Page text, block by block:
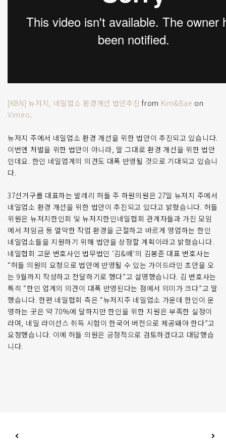
[KBN] 뉴저지, 네일업소 환경개선 법안추진 from Kim&Bae on
Vimeo.
뉴저지 주에서 네일업소 환경 개선을 위한 법안이 추진되고 있습니다.
이번엔 처벌을 위한 법안이 아니라, 말 그대로 환경 개선을 위한 법안
인데요. 한인 네일업계의 의견도 대폭 반영될 것으로 기대되고 있습니
다.
37선거구를 대표하는 발레리 허들 주 하원의원은 27일 뉴저지 주에서
네일업소 환경 개선을 위한 법안이 추진되고 있다고 밝혔습니다. 허들
위원은 뉴저지한인회 및 뉴저지한인네일협회 관계자들과 가진 모임
에서 저임금 등 열악한 작업 환경을 근절하고 바르게 영업하는 한인
네일업소들을 지원하기 위해 법안을 상정할 계획이라고 밝혔습니다.
네일협회 고문 변호사인 법무법인 ‘김&배’의 김봉준 대표 변호사는
“허들 의원의 요청으로 법안에 반영될 수 있는 가이드라인 초안을 오
는 9월까지 작성하고 전달하기로 했다”고 설명했습니다. 김 변호사는
특히 “한인 업계의 의견이 대폭 반영된다는 점에서 의미가 크다”고 말
했습니다. 한편 네일협회 측은 “뉴저지주 네일업소 가운데 한인이 운
영하는 곳은 약 70%에 달하지만 한인을 위한 지원은 부족한 실정이
라며, 네일 라이선스 취득 시험이 한국어 버전으로 제공돼야 한다”고
요청했습니다. 이에 허들 의원은 긍정적으로 검토하겠다고 대답했습
니다.